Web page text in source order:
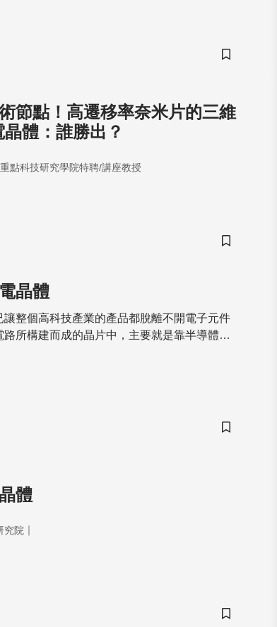
大課題。
儲存書籤
節點！高遷移率奈米片的三維
體：誰勝出？
點科技研究學院特聘/講座教授
儲存書籤
晶體
整個高科技產業的產品都脫離不開電子元件
所構建而成的晶片中，主要就是靠半導體所
產品中的靈魂元件！
儲存書籤
體
究院 ｜
儲存書籤